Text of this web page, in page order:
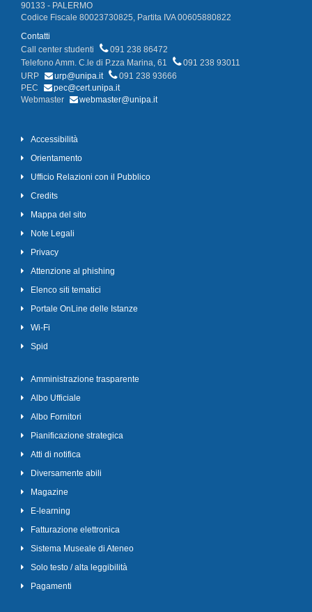
90133 - PALERMO
Codice Fiscale 80023730825, Partita IVA 00605880822
Contatti
Call center studenti
091 238 86472
Telefono Amm. C.le di P.zza Marina, 61
091 238 93011
URP
urp@unipa.it
091 238 93666
PEC
pec@cert.unipa.it
Webmaster
webmaster@unipa.it
Accessibilità
Orientamento
Ufficio Relazioni con il Pubblico
Credits
Mappa del sito
Note Legali
Privacy
Attenzione al phishing
Elenco siti tematici
Portale OnLine delle Istanze
Wi-Fi
Spid
Amministrazione trasparente
Albo Ufficiale
Albo Fornitori
Pianificazione strategica
Atti di notifica
Diversamente abili
Magazine
E-learning
Fatturazione elettronica
Sistema Museale di Ateneo
Solo testo / alta leggibilità
Pagamenti